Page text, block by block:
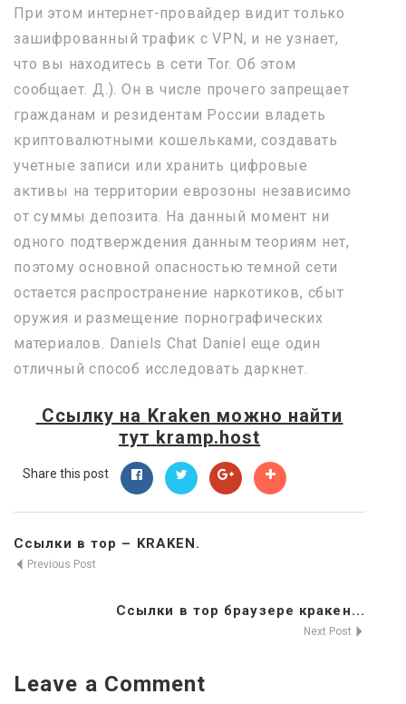
При этом интернет-провайдер видит только
зашифрованный трафик с VPN, и не узнает,
что вы находитесь в сети Tor. Об этом
сообщает. Д.). Он в числе прочего запрещает
гражданам и резидентам России владеть
криптовалютными кошельками, создавать
учетные записи или хранить цифровые
активы на территории еврозоны независимо
от суммы депозита. На данный момент ни
одного подтверждения данным теориям нет,
поэтому основной опасностью темной сети
остается распространение наркотиков, сбыт
оружия и размещение порнографических
материалов. Daniels Chat Daniel еще один
отличный способ исследовать даркнет.
Ссылку на Kraken можно найти
тут kramp.host
Share this post
Ссылки в тор – KRAKEN.
Previous Post
Ссылки в тор браузере кракен...
Next Post
Leave a Comment